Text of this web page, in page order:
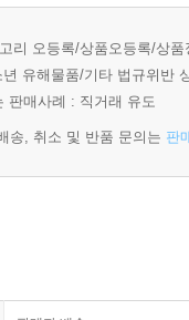
자를 데리고 온다면……
는 것은 안 된다?”
지, 에냐 등의 이야기
사랑 이야기. 하지만 읽
사람들을 찾아 당장
전작의 주인공들이 카
가 출신 작가다.
리 오등록/상품오등록/상
유해물품/기타 법규위반
판매사례 : 직거래 유도
송, 취소 및 반품 문의는 판